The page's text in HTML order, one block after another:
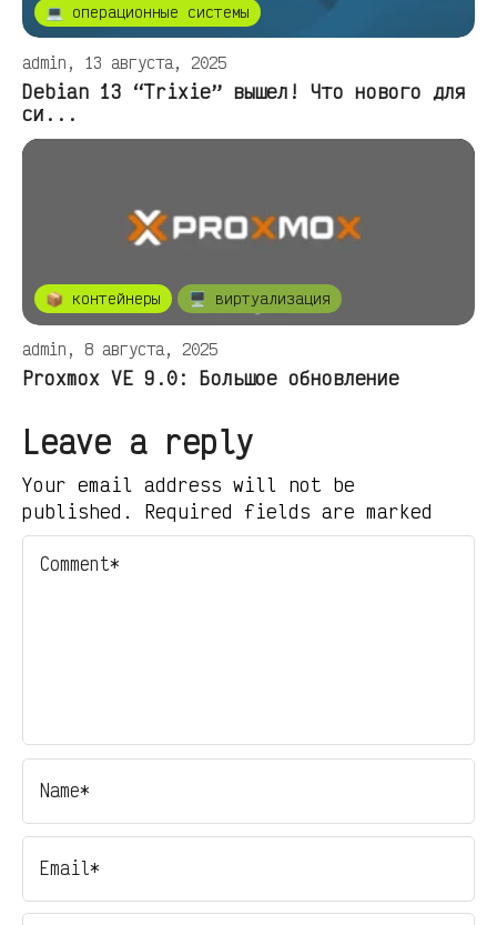
💻 операционные системы
admin, 13 августа, 2025
Debian 13 “Trixie” вышел! Что нового для
си...
📦 контейнеры 🖥️ виртуализация
admin, 8 августа, 2025
Proxmox VE 9.0: Большое обновление
Leave a reply
Your email address will not be
published. Required fields are marked